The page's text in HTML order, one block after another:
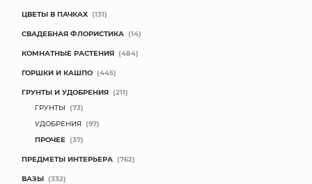
ЦВЕТЫ В ПАЧКАХ (131)
СВАДЕБНАЯ ФЛОРИСТИКА (14)
КОМНАТНЫЕ РАСТЕНИЯ (484)
ГОРШКИ И КАШПО (445)
ГРУНТЫ И УДОБРЕНИЯ (211)
ГРУНТЫ (73)
УДОБРЕНИЯ (97)
ПРОЧЕЕ (37)
ПРЕДМЕТЫ ИНТЕРЬЕРА (762)
ВАЗЫ (332)